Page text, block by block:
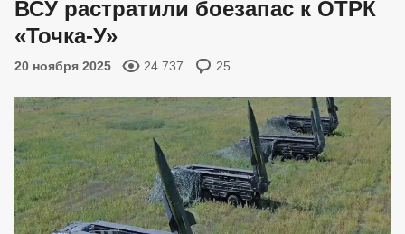
ВСУ растратили боезапас к ОТРК
«Точка-У»
20 ноября 2025 24 737 25